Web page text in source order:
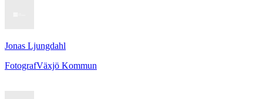
Jonas Ljungdahl
FotografVäxjö Kommun